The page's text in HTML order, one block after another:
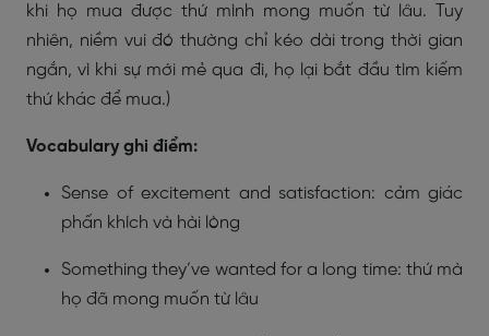
khi họ mua được thứ mình mong muốn từ lâu. Tuy
nhiên, niềm vui đó thường chỉ kéo dài trong thời gian
ngắn, vì khi sự mới mẻ qua đi, họ lại bắt đầu tìm kiếm
thứ khác để mua.)
Vocabulary ghi điểm:
Sense of excitement and satisfaction: cảm giác
phấn khích và hài lòng
Something they’ve wanted for a long time: thứ mà
họ đã mong muốn từ lâu